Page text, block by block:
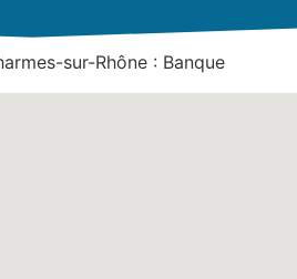
sur-Rhône : Banque